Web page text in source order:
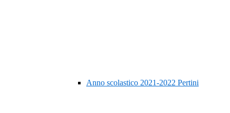
Anno scolastico 2021-2022 Pertini